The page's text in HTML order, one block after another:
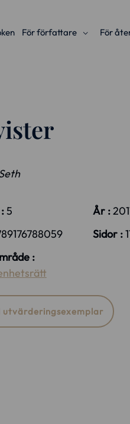
För författare För
5 År :
Sidor :
:
utvärderingsexemplar